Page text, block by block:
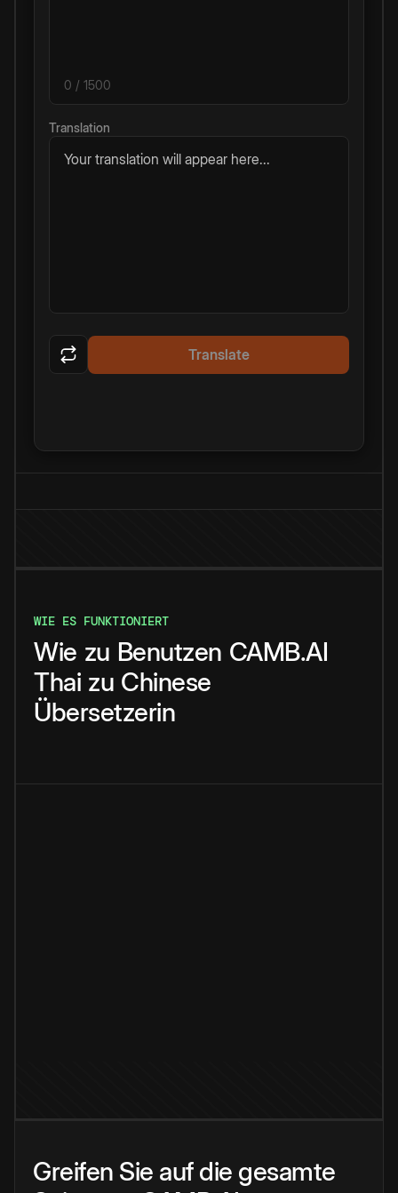
0 / 1500
Translation
Your translation will appear here...
Translate
WIE ES FUNKTIONIERT
Wie zu Benutzen CAMB.AI
Thai zu Chinese
Übersetzerin
Greifen Sie auf die gesamte